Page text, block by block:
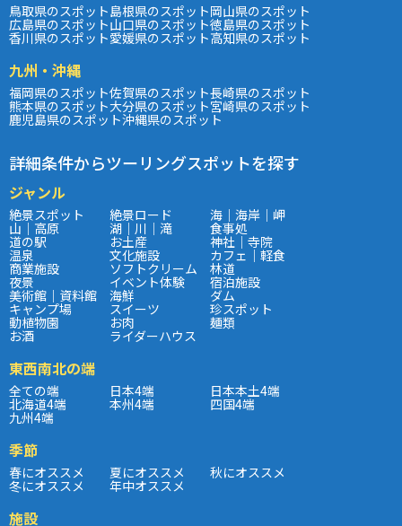
鳥取県のスポット島根県のスポット岡山県のスポット
広島県のスポット山口県のスポット徳島県のスポット
香川県のスポット愛媛県のスポット高知県のスポット
九州・沖縄
福岡県のスポット佐賀県のスポット長崎県のスポット
熊本県のスポット大分県のスポット宮崎県のスポット
鹿児島県のスポット沖縄県のスポット
詳細条件からツーリングスポットを探す
ジャンル
絶景スポット 絶景ロード 海｜海岸｜岬
山｜高原 湖｜川｜滝 食事処
道の駅 お土産 神社｜寺院
温泉 文化施設 カフェ｜軽食
商業施設 ソフトクリーム 林道
夜景 イベント体験 宿泊施設
美術館｜資料館 海鮮 ダム
キャンプ場 スイーツ 珍スポット
動植物園 お肉 麺類
お酒 ライダーハウス
東西南北の端
全ての端 日本4端 日本本土4端
北海道4端 本州4端 四国4端
九州4端
季節
春にオススメ 夏にオススメ 秋にオススメ
冬にオススメ 年中オススメ
施設